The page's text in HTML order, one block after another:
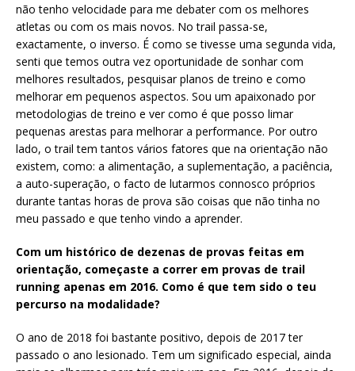
não tenho velocidade para me debater com os melhores
atletas ou com os mais novos. No trail passa-se,
exactamente, o inverso. É como se tivesse uma segunda vida,
senti que temos outra vez oportunidade de sonhar com
melhores resultados, pesquisar planos de treino e como
melhorar em pequenos aspectos. Sou um apaixonado por
metodologias de treino e ver como é que posso limar
pequenas arestas para melhorar a performance. Por outro
lado, o trail tem tantos vários fatores que na orientação não
existem, como: a alimentação, a suplementação, a paciência,
a auto-superação, o facto de lutarmos connosco próprios
durante tantas horas de prova são coisas que não tinha no
meu passado e que tenho vindo a aprender.
Com um histórico de dezenas de provas feitas em
orientação, começaste a correr em provas de trail
running apenas em 2016. Como é que tem sido o teu
percurso na modalidade?
O ano de 2018 foi bastante positivo, depois de 2017 ter
passado o ano lesionado. Tem um significado especial, ainda